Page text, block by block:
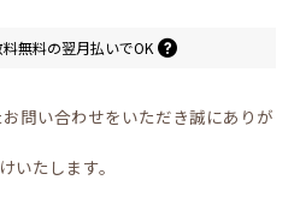
料無料の翌月払いでOK
問い合わせをいただき誠にありが
いたします。